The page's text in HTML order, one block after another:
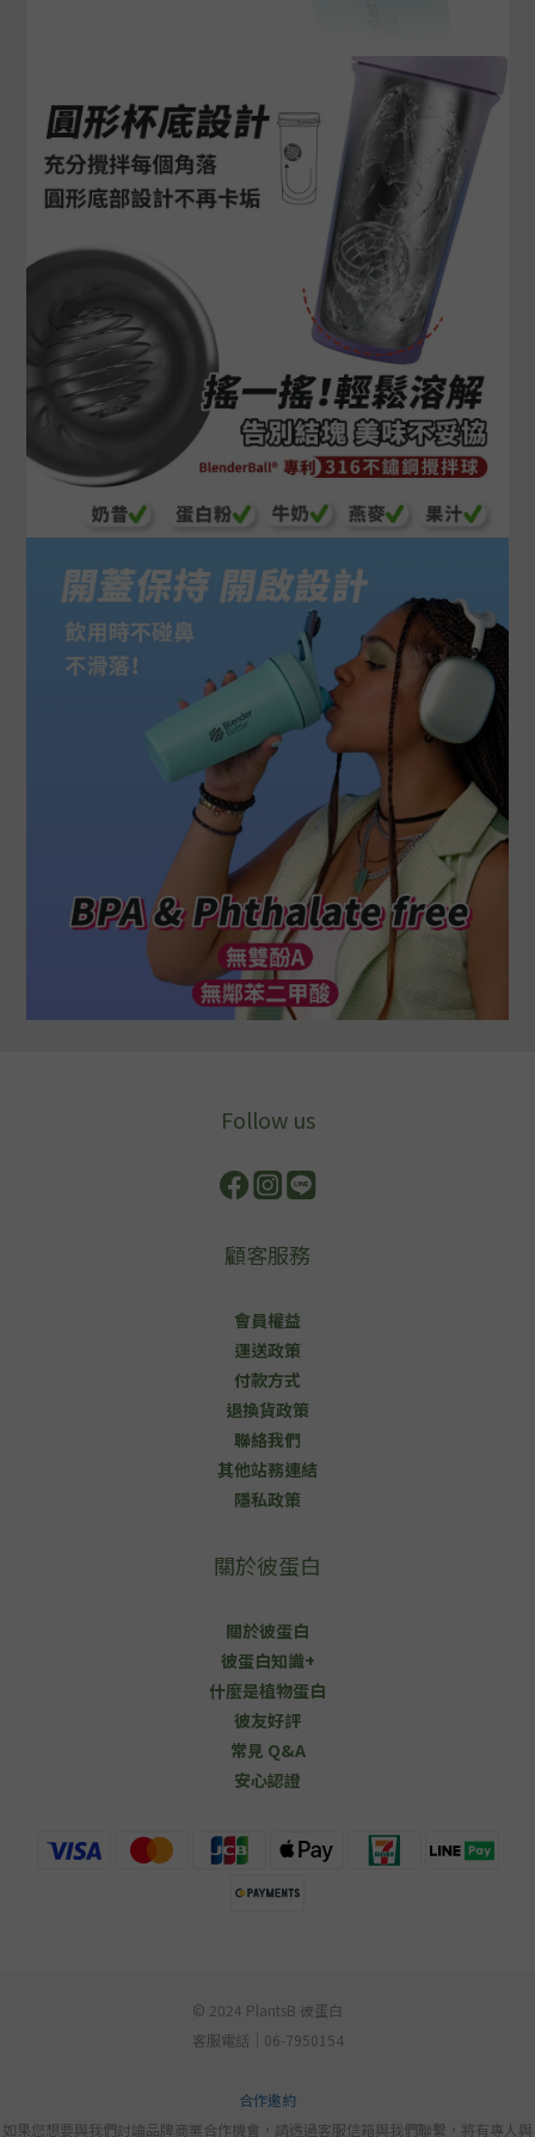
Follow us
顧客服務
會員權益
運送政策
付款方式
退換貨政策
聯絡我們
其他站務連結
隱私政策
關於彼蛋白
關於彼蛋白
彼蛋白知識+
什麼是植物蛋白
彼友好評
常見 Q&A
安心認證
© 2024 PlantsB 彼蛋白
客服電話｜06-7950154
合作邀約
如果您想要與我們討論品牌商業合作機會，請透過客服信箱與我們聯繫，將有專人與